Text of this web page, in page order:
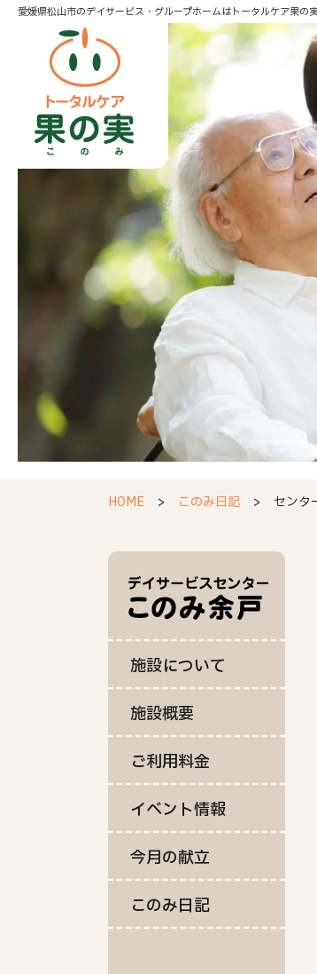
愛媛県松山市のデイサービス・グループホームはトータルケア果の
HOME このみ日記 センタ
施設について
施設概要
ご利用料金
イベント情報
今月の献立
このみ日記